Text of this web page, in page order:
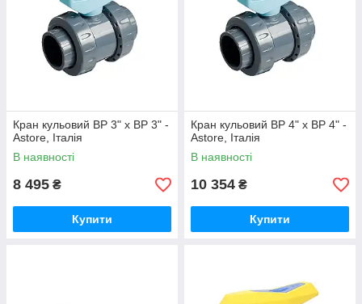
Кран кульовий ВР 3" х ВР 3" -
Astore, Італія
В наявності
8 495 ₴
Купити
Кран кульовий ВР 4" х ВР 4" -
Astore, Італія
В наявності
10 354 ₴
Купити